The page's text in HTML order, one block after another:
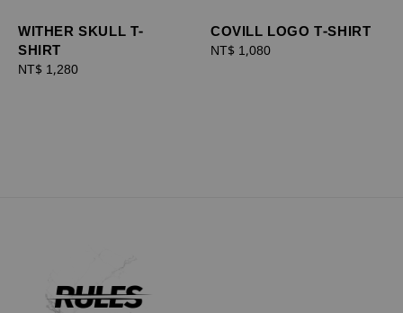
WITHER SKULL T-
SHIRT
Regular
NT$ 1,280
COVILL LOGO T-SHIRT
Regular
NT$ 1,080